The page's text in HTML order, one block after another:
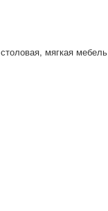
столовая мягкая мебель